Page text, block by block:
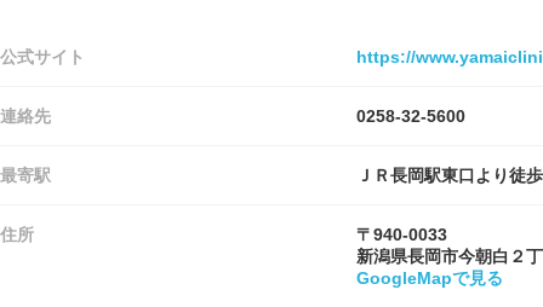
公式サイト https://
連絡先 0258-32-5600
最寄駅 ＪＲ長岡駅東口より徒
住所
〒940-0033
新潟県長岡市今朝白２
GoogleMapで見る